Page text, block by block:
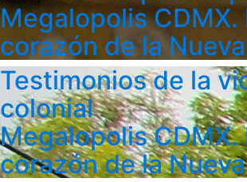
Megalopolis CDMX.
corazón de la
Testimonios de la
colonial
Megalopolis CDMX.
corazón de la